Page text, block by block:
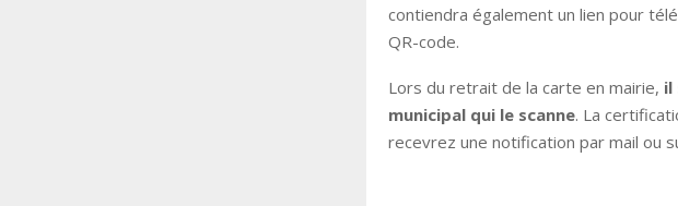
contiendra également un lien pour
QR-code.
Lors du retrait de la carte en mairie, il
municipal qui le scanne. La
recevrez une notification par mail ou